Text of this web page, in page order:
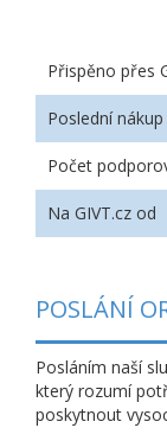
Přispěno přes
Poslední
Počet
Na GIVT.cz od
POSLÁNÍ
Posláním naší
který rozumí
poskytnout